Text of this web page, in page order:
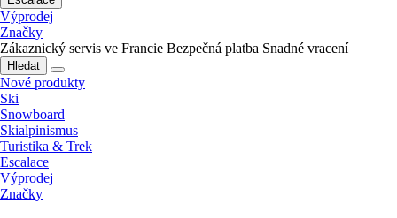
Výprodej
Značky
Zákaznický servis ve Francie Bezpečná platba Snadné vracení
Hledat
Nové produkty
Ski
Snowboard
Skialpinismus
Turistika & Trek
Escalace
Výprodej
Značky